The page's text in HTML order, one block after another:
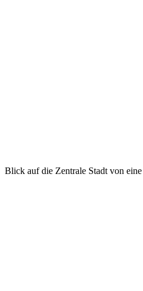
Blick auf die Zentrale Stadt von eine